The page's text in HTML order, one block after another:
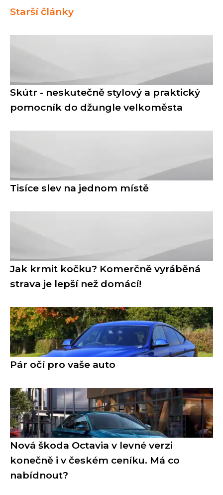
Starší články
Skútr - neskutečně stylový a praktický
pomocník do džungle velkoměsta
Tisíce slev na jednom místě
Jak krmit kočku? Komerčně vyráběná
strava je lepší než domácí!
Pár očí pro vaše auto
Nová škoda Octavia v levné verzi
konečně i v českém ceníku. Má co
nabídnout?